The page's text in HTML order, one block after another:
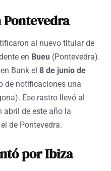
al nuevo titular de
en Bueu (Pontevedra).
Bank el 8 de junio de
de notificaciones una
Ese rastro llevó al
abril de este año la
de Pontevedra.
por Ibiza